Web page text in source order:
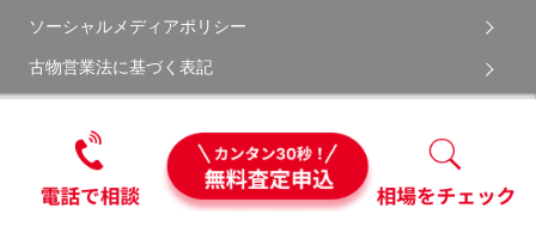
ソーシャルメディアポリシー
古物営業法に基づく表記
Copyright © 2026 Apple Auto Network Co., Ltd